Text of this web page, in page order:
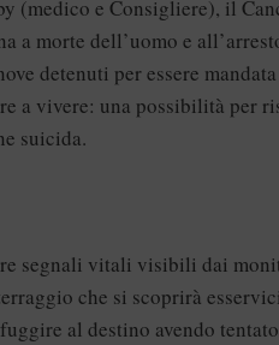
(medico e Consigliere), il
a morte dell’uomo e
detenuti per essere
a vivere: una possibilità per
suicida.
segnali vitali visibili dai
che si scoprirà
al destino avendo